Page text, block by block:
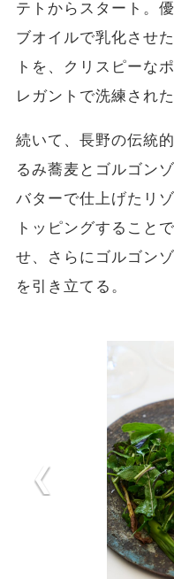
テトからスタート。
ブオイルで乳化させ
トを、クリスピーな
レガントで洗練され
続いて、長野の伝統
るみ蕎麦とゴルゴン
バターで仕上げたリ
トッピングすること
せ、さらにゴルゴン
を引き立てる。​